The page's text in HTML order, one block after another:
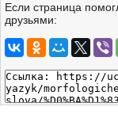
Если страница
друзьями: